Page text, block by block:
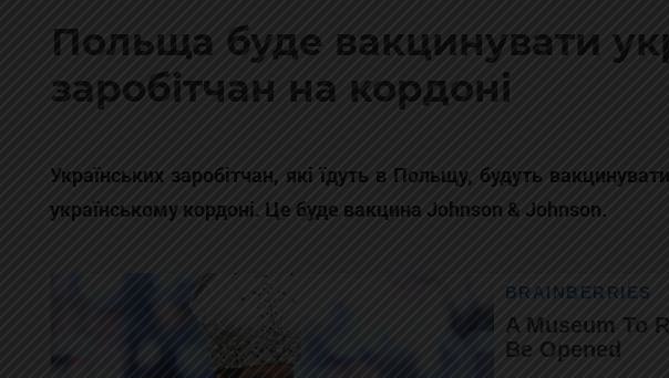
Польща буде вакцинувати
заробітчан на кордоні
Українських заробітчан, які їдуть в Польщу, будуть
українському кордоні. Це буде вакцина Johnson & Johnson.